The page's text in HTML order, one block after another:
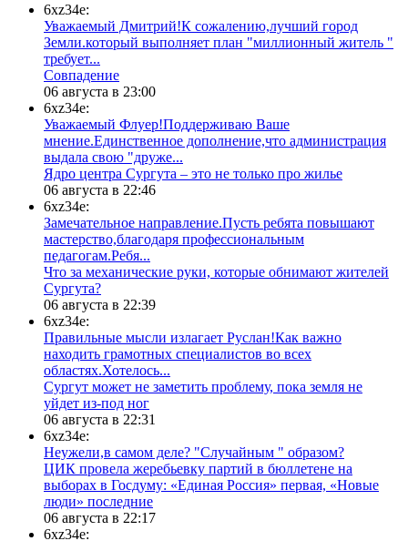
6xz34e:
Уважаемый Дмитрий!К сожалению,лучший город
Земли.который выполняет план "миллионный житель "
требует...
​Совпадение
06 августа в 23:00
6xz34e:
Уважаемый Флуер!Поддерживаю Ваше
мнение.Единственное дополнение,что администрация
выдала свою "друже...
​Ядро центра Сургута ‒ это не только про жилье
06 августа в 22:46
6xz34e:
Замечательное направление.Пусть ребята повышают
мастерство,благодаря профессиональным
педагогам.Ребя...
​Что за механические руки, которые обнимают жителей
Сургута?
06 августа в 22:39
6xz34e:
Правильные мысли излагает Руслан!Как важно
находить грамотных специалистов во всех
областях.Хотелось...
Сургут может не заметить проблему, пока земля не
уйдет из-под ног
06 августа в 22:31
6xz34e:
Неужели,в самом деле? "Случайным " образом?
ЦИК провела жеребьевку партий в бюллетене на
выборах в Госдуму: «Единая Россия» первая, «Новые
люди» последние
06 августа в 22:17
6xz34e: